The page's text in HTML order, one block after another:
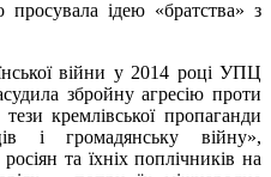
просувала ідею «братства» з
війни у 2014 році УПЦ
збройну агресію проти
кремлівської пропаганди
і громадянську війну»,
та їхніх поплічників на